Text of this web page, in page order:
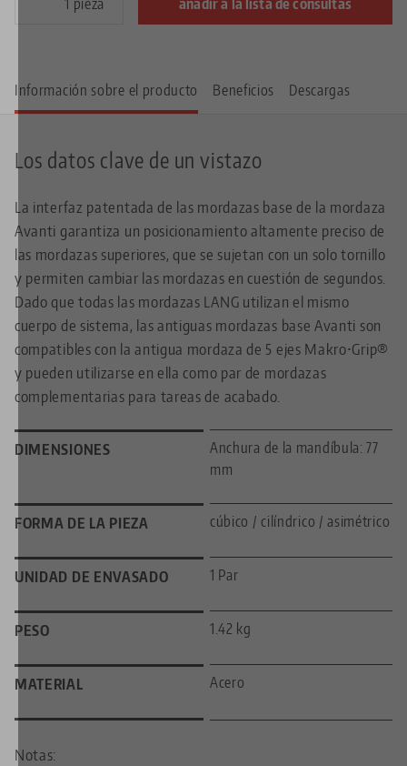
Información sobre el producto Beneficios Descargas
Los datos clave de un vistazo
La interfaz patentada de las mordazas base de la mordaza
Avanti garantiza un posicionamiento altamente preciso de
las mordazas superiores, que se sujetan con un solo tornillo
y permiten cambiar las mordazas en cuestión de segundos.
Dado que todas las mordazas LANG utilizan el mismo
cuerpo de sistema, las antiguas mordazas base Avanti son
compatibles con la antigua mordaza de 5 ejes Makro•Grip®
y pueden utilizarse en ella como par de mordazas
complementarias para tareas de acabado.
DIMENSIONES
Anchura de la mandíbula: 77
mm
FORMA DE LA PIEZA cúbico / cilíndrico / asimétrico
UNIDAD DE ENVASADO 1 Par
PESO 1.42 kg
MATERIAL Acero
Notas: